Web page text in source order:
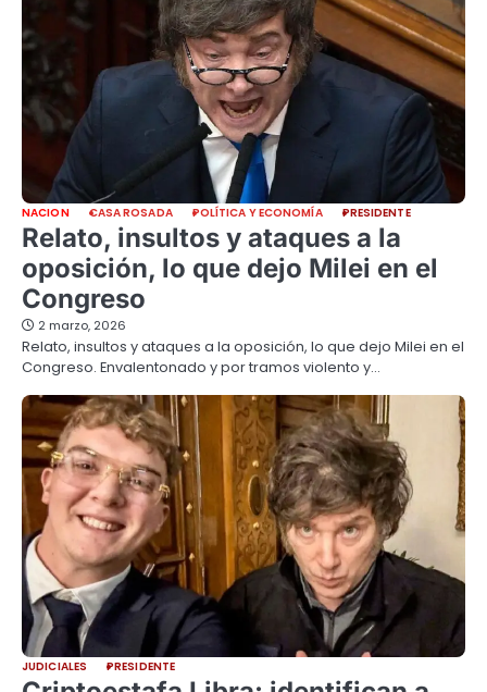
NACION CASA ROSADA POLÍTICA Y ECONOMÍA PRESIDENTE
Relato, insultos y ataques a la
oposición, lo que dejo Milei en el
Congreso
2 marzo, 2026
Relato, insultos y ataques a la oposición, lo que dejo Milei en el
Congreso. Envalentonado y por tramos violento y…
JUDICIALES PRESIDENTE